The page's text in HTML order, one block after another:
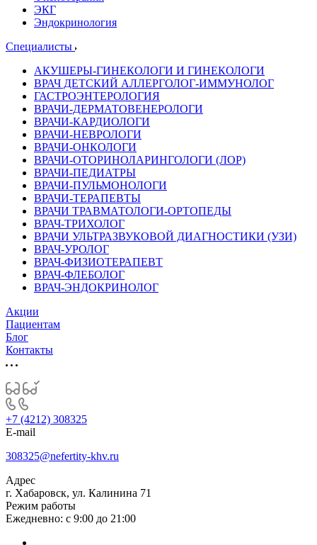
ЭКГ
Эндокринология
Специалисты
АКУШЕРЫ-ГИНЕКОЛОГИ И ГИНЕКОЛОГИ
ВРАЧ ДЕТСКИЙ АЛЛЕРГОЛОГ-ИММУНОЛОГ
ГАСТРОЭНТЕРОЛОГИЯ
ВРАЧИ-ДЕРМАТОВЕНЕРОЛОГИ
ВРАЧИ-КАРДИОЛОГИ
ВРАЧИ-НЕВРОЛОГИ
ВРАЧИ-ОНКОЛОГИ
ВРАЧИ-ОТОРИНОЛАРИНГОЛОГИ (ЛОР)
ВРАЧИ-ПЕДИАТРЫ
ВРАЧИ-ПУЛЬМОНОЛОГИ
ВРАЧИ-ТЕРАПЕВТЫ
ВРАЧИ ТРАВМАТОЛОГИ-ОРТОПЕДЫ
ВРАЧ-ТРИХОЛОГ
ВРАЧИ УЛЬТРАЗВУКОВОЙ ДИАГНОСТИКИ (УЗИ)
ВРАЧ-УРОЛОГ
ВРАЧ-ФИЗИОТЕРАПЕВТ
ВРАЧ-ФЛЕБОЛОГ
ВРАЧ-ЭНДОКРИНОЛОГ
Акции
Пациентам
Блог
Контакты
+7 (4212) 308325
E-mail
308325@nefertity-khv.ru
Адрес
г. Хабаровск, ул. Калинина 71
Режим работы
Ежедневно: с 9:00 до 21:00